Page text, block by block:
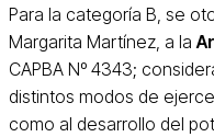
Para la categoría B, se
Margarita Martínez, a la
CAPBA Nº 4343;
distintos modos de
como al desarrollo del